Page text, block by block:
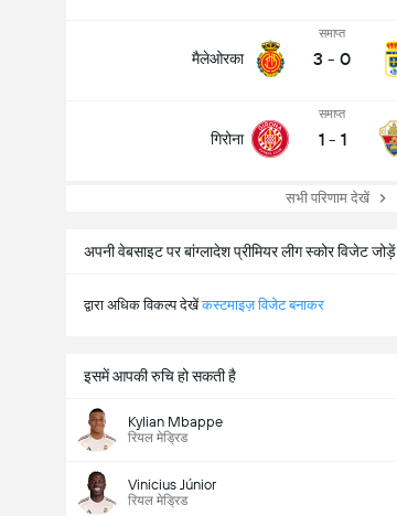
मैलेओरका
समाप्त
3 - 0
गिरोना
समाप्त
1 - 1
सभी परिणाम देखें
अपनी वेबसाइट पर बांग्लादेश प्रीमियर लीग स्कोर विजेट जोड़ें
द्वारा अधिक विकल्प देखेंकस्टमाइज़ विजेट बनाकर
इसमें आपकी रुचि हो सकती है
Kylian Mbappe
रियल मेड्रिड
Vinicius Júnior
रियल मेड्रिड